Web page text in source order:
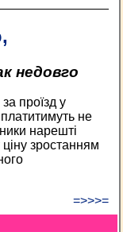
недовго
проїзд у
не
нарешті
зростанням
=>>>=